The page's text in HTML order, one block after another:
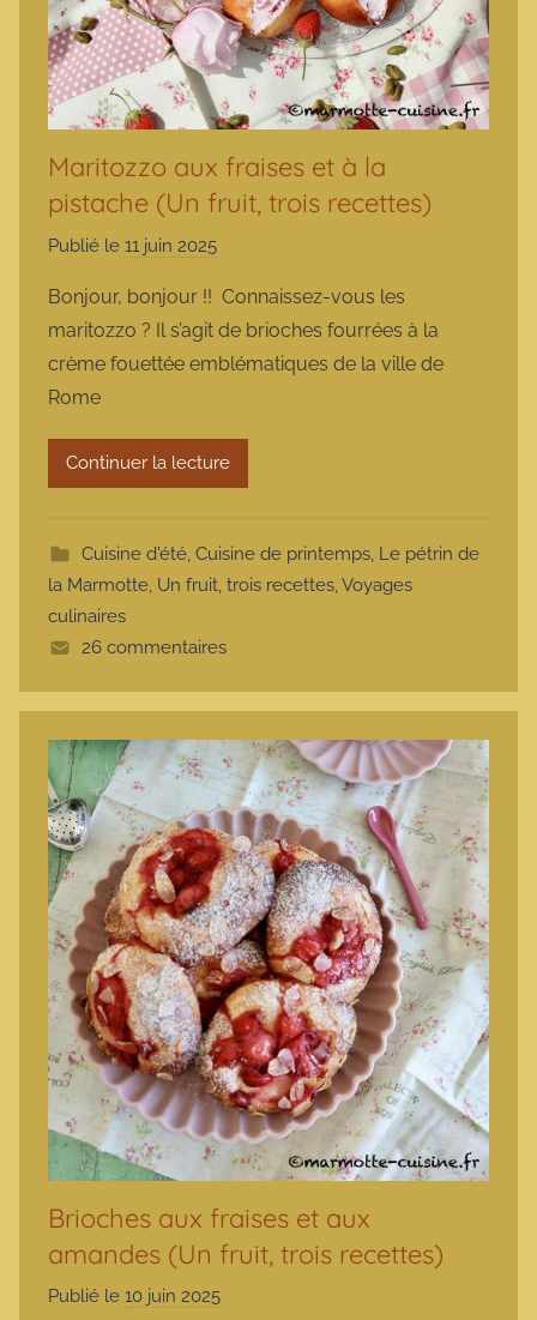
Maritozzo aux fraises et à la
pistache (Un fruit, trois recettes)
Publié le 11 juin 2025
m
a
o
t
e
Bonjour, bonjour !! Connaissez-vous les
maritozzo ? Il s’agit de brioches fourrées à la
crème fouettée emblématiques de la ville de
Rome
Continuer la lecture
Cuisine d'été, Cuisine de printemps, Le pétrin de
la Marmotte, Un fruit, trois recettes,Voyages
culinaires
26 commentaires
Brioches aux fraises et aux
amandes (Un fruit, trois recettes)
Publié le 10 juin 2025